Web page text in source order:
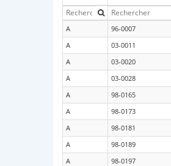
A 96-0007
A
03-0011
A
03-0020
A
03-0028
A
98-0165
A
98-0173
A
98-0181
A
98-0189
A
98-0197